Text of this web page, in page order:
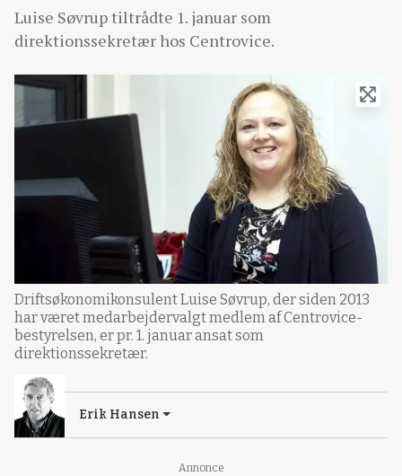
Annonce
Luise Søvrup tiltrådte 1. januar som
direktionssekretær hos Centrovice.
Driftsøkonomikonsulent Luise Søvrup, der siden 2013
har været medarbejdervalgt medlem af Centrovice-
bestyrelsen, er pr. 1. januar ansat som
direktionssekretær.
Erik Hansen